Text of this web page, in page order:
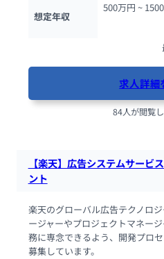
想定年収
500万円 ~
求人詳細
84人が閲覧
【楽天】広告システムサービ
ント
楽天のグローバル広告テクノロ
ージャーやプロジェクトマネー
務に専念できるよう、開発プロ
募集しています。